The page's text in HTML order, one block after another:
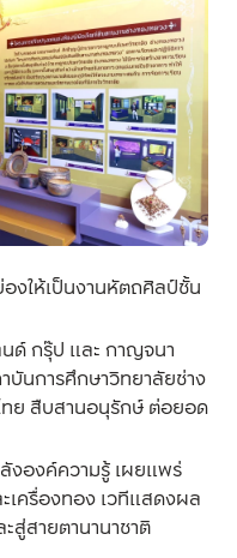
งให้เป็นงานหัตถศิลป์ชั้น
ด์ กรุ๊ป และ กาญจนา
นการศึกษาวิทยาลัยช่าง
ทย สืบสานอนุรักษ์ ต่อยอด
องค์ความรู้ เผยแพร่
ครื่องทอง เวทีแสดงผล
สู่สายตานานาชาติ